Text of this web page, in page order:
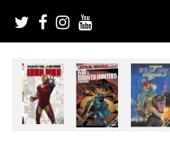
content